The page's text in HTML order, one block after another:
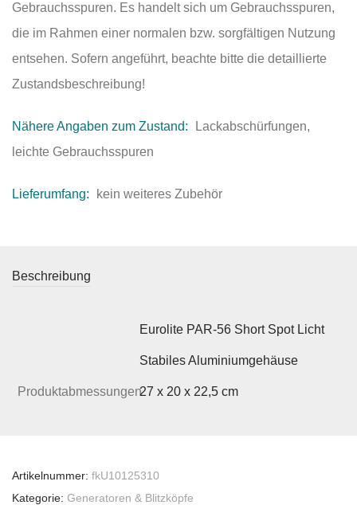
Gebrauchsspuren. Es handelt sich um Gebrauchsspuren,
die im Rahmen einer normalen bzw. sorgfältigen Nutzung
entsehen. Sofern angeführt, beachte bitte die detaillierte
Zustandsbeschreibung!
Nähere Angaben zum Zustand:
Lackabschürfungen,
leichte Gebrauchsspuren
Lieferumfang: kein weiteres Zubehör
Beschreibung
Eurolite PAR-56 Short Spot Licht
Stabiles Aluminiumgehäuse
Produktabmessungen27 x 20 x 22,5 cm
Artikelnummer: fkU10125310
Kategorie: Generatoren & Blitzköpfe